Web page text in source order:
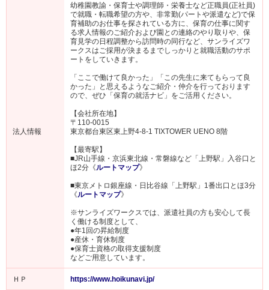
法人情報
幼稚園教諭・保育士や調理師・栄養士など正職員(正社員)
で就職・転職希望の方や、非常勤(パートや派遣など)で保
育補助のお仕事を探されている方に、保育の仕事に関す
る求人情報のご紹介および園との連絡のやり取りや、保
育見学の日程調整から訪問時の同行など、サンライズワ
ークスはご採用が決まるまでしっかりと就職活動のサポ
ートをしていきます。
「ここで働けて良かった」「この先生に来てもらって良
かった」と思えるようなご紹介・仲介を行っております
ので、ぜひ「保育の就活ナビ」をご活用ください。
【会社所在地】
〒110-0015
東京都台東区東上野4-8-1 TIXTOWER UENO 8階
【最寄駅】
■JR山手線・京浜東北線・常磐線など「上野駅」入谷口と
ほ2分《ルートマップ》
■東京メトロ銀座線・日比谷線「上野駅」1番出口とほ3分
《ルートマップ》
※サンライズワークスでは、派遣社員の方も安心して長
く働ける制度として、
●年1回の昇給制度
●産休・育休制度
●保育士資格の取得支援制度
などご用意しています。
ＨＰ https://www.hoikunavi.jp/